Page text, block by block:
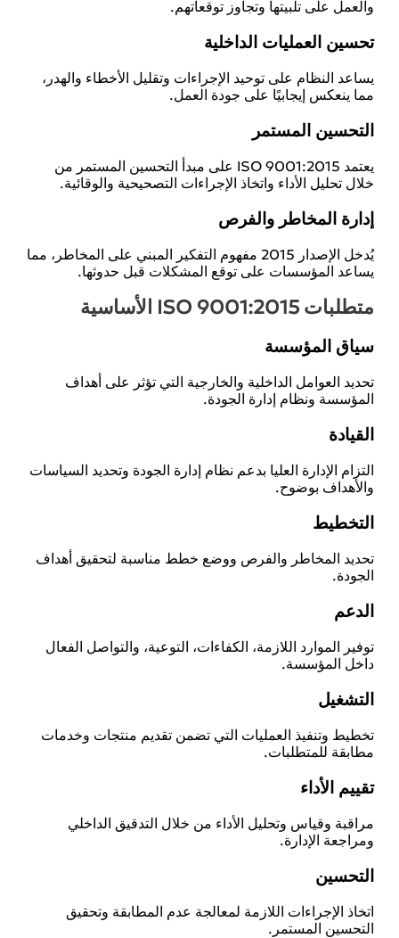
والعمل على تلبيتها وتجاوز توقعاتهم.
تحسين العمليات الداخلية
يساعد النظام على توحيد الإجراءات وتقليل الأخطاء والهدر،
مما ينعكس إيجابيًا على جودة العمل.
التحسين المستمر
يعتمد ISO 9001:2015 على مبدأ التحسين المستمر من
خلال تحليل الأداء واتخاذ الإجراءات التصحيحية والوقائية.
إدارة المخاطر والفرص
يُدخل الإصدار 2015 مفهوم التفكير المبني على المخاطر، مما
يساعد المؤسسات على توقع المشكلات قبل حدوثها.
متطلبات ISO 9001:2015 الأساسية
سياق المؤسسة
تحديد العوامل الداخلية والخارجية التي تؤثر على أهداف
المؤسسة ونظام إدارة الجودة.
القيادة
التزام الإدارة العليا بدعم نظام إدارة الجودة وتحديد السياسات
والأهداف بوضوح.
التخطيط
تحديد المخاطر والفرص ووضع خطط مناسبة لتحقيق أهداف
الجودة.
الدعم
توفير الموارد اللازمة، الكفاءات، التوعية، والتواصل الفعال
داخل المؤسسة.
التشغيل
تخطيط وتنفيذ العمليات التي تضمن تقديم منتجات وخدمات
مطابقة للمتطلبات.
تقييم الأداء
مراقبة وقياس وتحليل الأداء من خلال التدقيق الداخلي
ومراجعة الإدارة.
التحسين
اتخاذ الإجراءات اللازمة لمعالجة عدم المطابقة وتحقيق
التحسين المستمر.